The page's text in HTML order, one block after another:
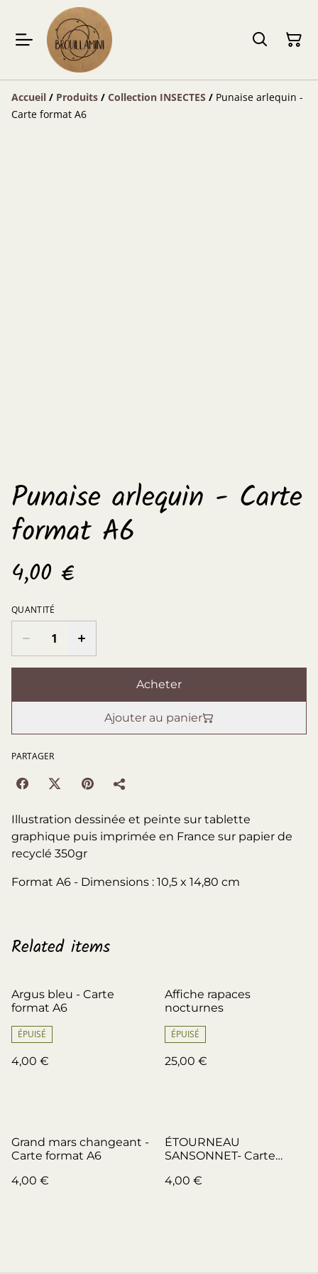
Accueil / Produits / Collection INSECTES / Punaise arlequin -
Carte format A6
Punaise arlequin - Carte
format A6
4,00 €
QUANTITÉ
Acheter
Ajouter au panier
PARTAGER
Illustration dessinée et peinte sur tablette
graphique puis imprimée en France sur papier de
recyclé 350gr
Format A6 - Dimensions : 10,5 x 14,80 cm
Related items
Argus bleu - Carte
format A6
ÉPUISÉ
4,00 €
Affiche rapaces
nocturnes
ÉPUISÉ
25,00 €
Grand mars changeant -
Carte format A6
4,00 €
ÉTOURNEAU
SANSONNET- Carte
4,00 €